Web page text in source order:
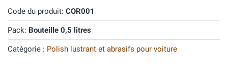
Code du produit: COR001
Pack: Bouteille 0,5 litres
Catégorie : Polish lustrant et abrasifs pour voiture